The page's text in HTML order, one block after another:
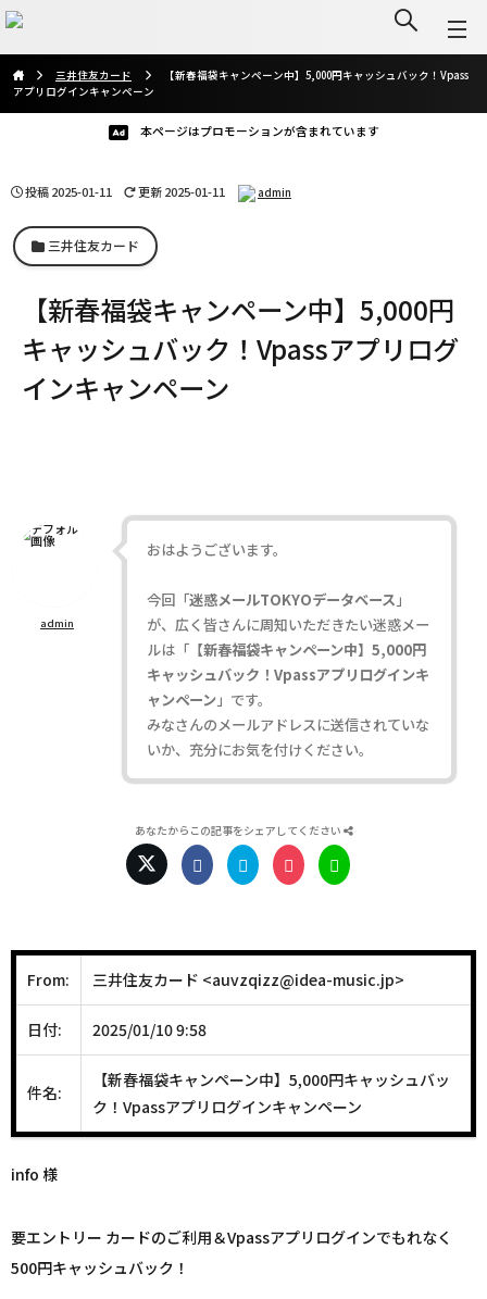
三井住友カード
【新春福袋キャンペーン中】5,000円キャッシュバック！Vpass
アプリログインキャンペーン
本ページはプロモーションが含まれています
投稿2025-01-11 更新 2025-01-11 admin
三井住友カード
【新春福袋キャンペーン中】5,000円
キャッシュバック！Vpassアプリログ
インキャンペーン
admin
おはようございます。
今回「迷惑メールTOKYOデータベース 」
が、広く皆さんに周知いただきたい迷惑メー
ルは「 【新春福袋キャンペーン中】5,000円
キャッシュバック！Vpassアプリログインキ
ャンペーン」です。
みなさんのメールアドレスに送信されていな
いか、充分にお気を付けください。
あなたからこの記事をシェアしてください
From: 三井住友カード <auvzqizz@idea-music.jp>
日付: 2025/01/10 9:58
件名:
【新春福袋キャンペーン中】5,000円キャッシュバッ
ク！Vpassアプリログインキャンペーン
info 様
要エントリー カードのご利用＆Vpassアプリログインでもれなく
500円キャッシュバック！